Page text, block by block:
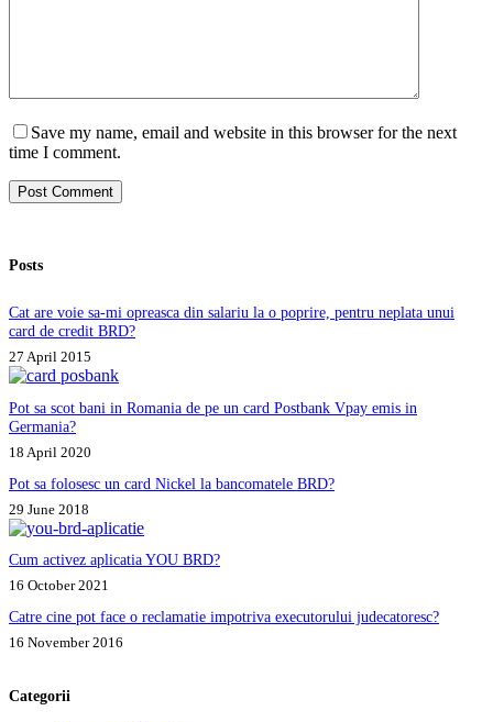
Save my name, email and website in this browser for the next
time I comment.
Post Comment
Posts
Cat are voie sa-mi opreasca din salariu la o poprire, pentru neplata unui
card de credit BRD?
27 April 2015
Pot sa scot bani in Romania de pe un card Postbank Vpay emis in
Germania?
18 April 2020
Pot sa folosesc un card Nickel la bancomatele BRD?
29 June 2018
Cum activez aplicatia YOU BRD?
16 October 2021
Catre cine pot face o reclamatie impotriva executorului judecatoresc?
16 November 2016
Categorii